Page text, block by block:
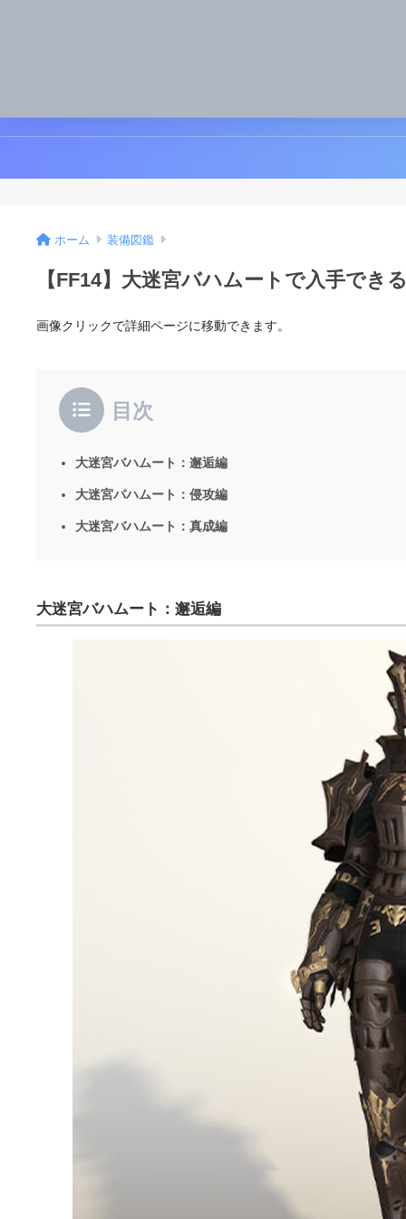
ホーム 装備図鑑
【FF14】大迷宮バハムートで入手でき
画像クリックで詳細ページに移動できます。
目次
大迷宮バハムート：邂逅編
大迷宮バハムート：侵攻編
大迷宮バハムート：真成編
大迷宮バハムート：邂逅編